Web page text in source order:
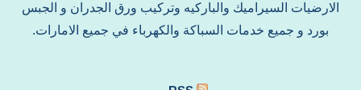
الارضيات السيراميك والباركيه وتركيب ورق الجدران و الجبس
بورد و جميع خدمات السباكة والكهرباء في جميع الامارات.